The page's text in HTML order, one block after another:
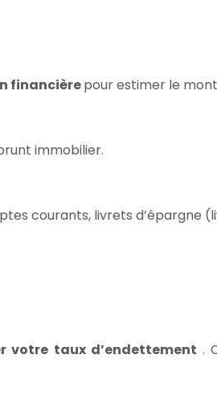
financièrepour estimer le
immobilier.
courants, livrets d’épargne
votre taux d’endettement .